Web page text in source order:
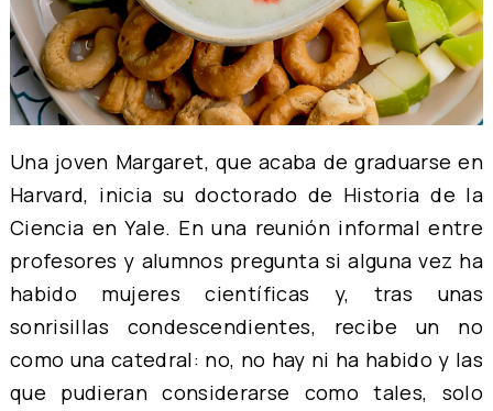
Una joven Margaret, que acaba de graduarse en
Harvard, inicia su doctorado de Historia de la
Ciencia en Yale. En una reunión informal entre
profesores y alumnos pregunta si alguna vez ha
habido mujeres científicas y, tras unas
sonrisillas condescendientes, recibe un no
como una catedral: no, no hay ni ha habido y las
que pudieran considerarse como tales, solo